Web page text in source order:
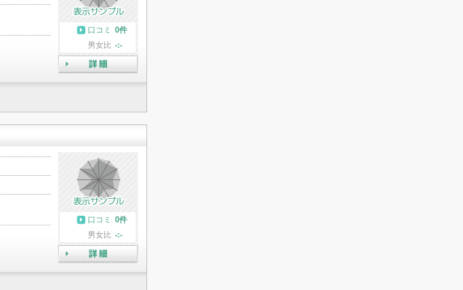
口コミ
0件
男女比 -:-
口コミ
0件
男女比 -:-